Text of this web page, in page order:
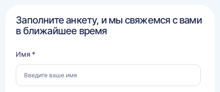
Заполните анкету, и мы свяжемся с вами
в ближайшее время
Имя *